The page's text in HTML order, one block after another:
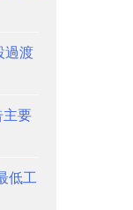
過渡
要
低工